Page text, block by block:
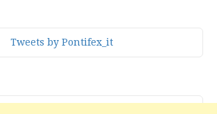
Tweets by Pontifex_it